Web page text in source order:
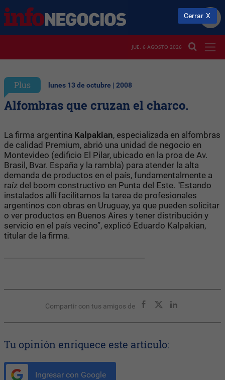
JUE. 6 AGOSTO 2026
Plus lunes 13 de octubre | 2008
Alfombras que cruzan el charco.
La firma argentina Kalpakian, especializada en alfombras
de calidad Premium, abrió una unidad de negocio en
Montevideo (edificio El Pilar, ubicado en la proa de Av.
Brasil, Bvar. España y la rambla) para atender la alta
demanda de productos en el país, fundamentalmente a
raíz del boom constructivo en Punta del Este. "Estando
instalados allí facilitamos la tarea de profesionales
argentinos con obras en Uruguay, ya que pueden solicitar
o ver productos en Buenos Aires y tener distribución y
servicio en el país vecino”, explicó Eduardo Kalpakian,
titular de la firma.
Compartir con tus amigos de
Tu opinión enriquece este artículo:
Ingresar con Google
Cerrar